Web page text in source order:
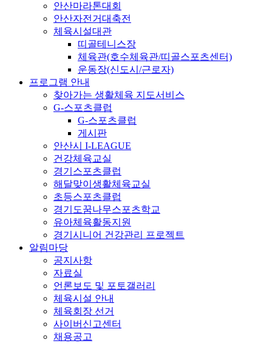
안산마라톤대회
안산자전거대축전
체육시설대관
띠골테니스장
체육관(호수체육관/띠골스포츠센터)
운동장(신도시/근로자)
프로그램 안내
찾아가는 생활체육 지도서비스
G-스포츠클럽
G-스포츠클럽
게시판
안산시 I-LEAGUE
건강체육교실
경기스포츠클럽
해달맞이생활체육교실
초등스포츠클럽
경기도꿈나무스포츠학교
유아체육활동지원
경기시니어 건강관리 프로젝트
알림마당
공지사항
자료실
언론보도 및 포토갤러리
체육시설 안내
체육회장 선거
사이버신고센터
채용공고